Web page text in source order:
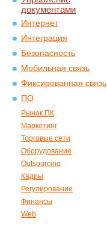
документами
Интернет
Интеграция
Безопасность
Мобильная связь
Фиксированная связь
ПО
Рынок ПК
Маркетинг
Торговые сети
Оборудование
Outsourcing
Кадры
Регулирование
Финансы
Web